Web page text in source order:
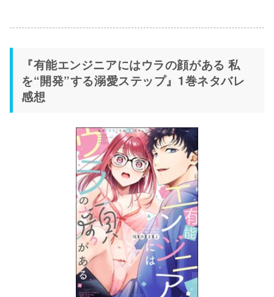
『有能エンジニアにはウラの顔がある 私
を“開発”する溺愛ステップ』1巻ネタバレ
感想